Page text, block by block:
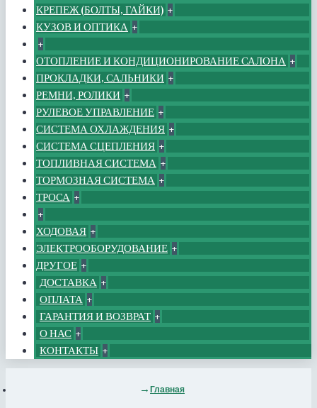
КРЕПЕЖ (БОЛТЫ, ГАЙКИ) +
КУЗОВ И ОПТИКА +
+
ОТОПЛЕНИЕ И КОНДИЦИОНИРОВАНИЕ САЛОНА +
ПРОКЛАДКИ, САЛЬНИКИ +
РЕМНИ, РОЛИКИ +
РУЛЕВОЕ УПРАВЛЕНИЕ +
СИСТЕМА ОХЛАЖДЕНИЯ +
СИСТЕМА СЦЕПЛЕНИЯ +
ТОПЛИВНАЯ СИСТЕМА +
ТОРМОЗНАЯ СИСТЕМА +
ТРОСА +
+
ХОДОВАЯ +
ЭЛЕКТРООБОРУДОВАНИЕ +
ДРУГОЕ +
ДОСТАВКА +
ОПЛАТА +
ГАРАНТИЯ И ВОЗВРАТ +
О НАС +
КОНТАКТЫ +
Главная